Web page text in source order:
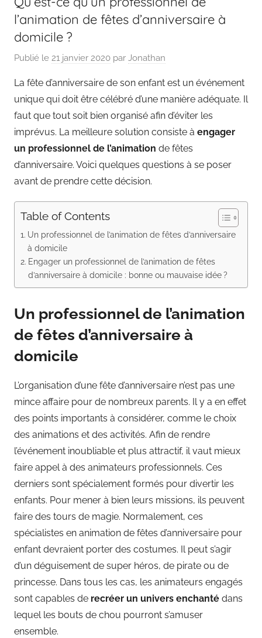
l’animation de fêtes d’anniversaire à
domicile ?
Publié le 21 janvier 2020 par Jonathan
La fête d’anniversaire de son enfant est un événement
unique qui doit être célébré d’une manière adéquate. Il
faut que tout soit bien organisé afin d’éviter les
imprévus. La meilleure solution consiste à engager
un professionnel de l’animation de fêtes
d’anniversaire. Voici quelques questions à se poser
avant de prendre cette décision.
Table of Contents
Un professionnel de l’animation de fêtes d’anniversaire
à domicile
Engager un professionnel de l’animation de fêtes
d’anniversaire à domicile : bonne ou mauvaise idée ?
Un professionnel de l’animation
de fêtes d’anniversaire à
domicile
L’organisation d’une fête d’anniversaire n’est pas une
mince affaire pour de nombreux parents. Il y a en effet
des points importants à considérer, comme le choix
des animations et des activités. Afin de rendre
l’événement inoubliable et plus attractif, il vaut mieux
faire appel à des animateurs professionnels. Ces
derniers sont spécialement formés pour divertir les
enfants. Pour mener à bien leurs missions, ils peuvent
faire des tours de magie. Normalement, ces
spécialistes en animation de fêtes d’anniversaire pour
enfant devraient porter des costumes. Il peut s’agir
d’un déguisement de super héros, de pirate ou de
princesse. Dans tous les cas, les animateurs engagés
sont capables de recréer un univers enchanté dans
lequel les bouts de chou pourront s’amuser
ensemble.